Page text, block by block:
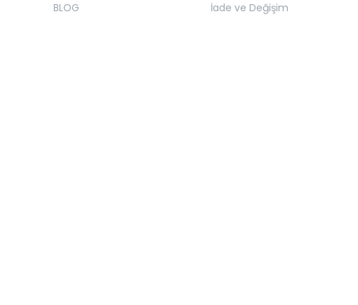
BLOG
İade ve Değişim